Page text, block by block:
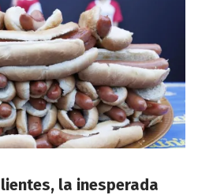
la inesperada